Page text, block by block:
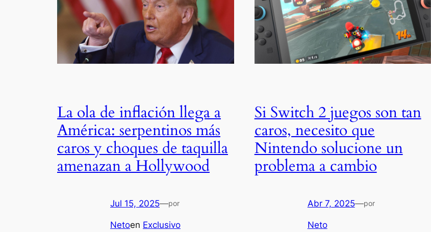
La ola de inflación llega a
América: serpentinos más
caros y choques de taquilla
amenazan a Hollywood
Jul 15, 2025—por
Netoen Exclusivo
Si Switch 2 juegos son tan
caros, necesito que
Nintendo solucione un
problema a cambio
Abr 7, 2025—por
Neto